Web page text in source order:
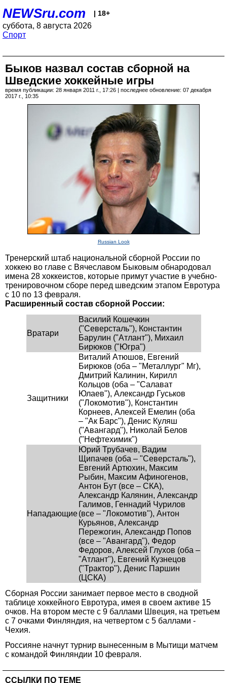
NEWSru.com | 18+
суббота, 8 августа 2026
Спорт
Быков назвал состав сборной на
Шведские хоккейные игры
время публикации: 28 января 2011 г., 17:26 | последнее обновление: 07 декабря
2017 г., 10:35
Russian Look
Тренерский штаб национальной сборной России по
хоккею во главе с Вячеславом Быковым обнародовал
имена 28 хоккеистов, которые примут участие в учебно-
тренировочном сборе перед шведским этапом Евротура
с 10 по 13 февраля.
Расширенный состав сборной России:
Вратари
Василий Кошечкин
("Северсталь"), Константин
Барулин ("Атлант"), Михаил
Бирюков ("Югра")
Защитники
Виталий Атюшов, Евгений
Бирюков (оба – "Металлург" Мг),
Дмитрий Калинин, Кирилл
Кольцов (оба – "Салават
Юлаев"), Александр Гуськов
("Локомотив"), Константин
Корнеев, Алексей Емелин (оба
– "Ак Барс"), Денис Куляш
("Авангард"), Николай Белов
("Нефтехимик")
Нападающие
Юрий Трубачев, Вадим
Щипачев (оба – "Северсталь"),
Евгений Артюхин, Максим
Рыбин, Максим Афиногенов,
Антон Бут (все – СКА),
Александр Калянин, Александр
Галимов, Геннадий Чурилов
(все – "Локомотив"), Антон
Курьянов, Александр
Пережогин, Александр Попов
(все – "Авангард"), Федор
Федоров, Алексей Глухов (оба –
"Атлант"), Евгений Кузнецов
("Трактор"), Денис Паршин
(ЦСКА)
Сборная России занимает первое место в сводной
таблице хоккейного Евротура, имея в своем активе 15
очков. На втором месте с 9 баллами Швеция, на третьем
с 7 очками Финляндия, на четвертом с 5 баллами -
Чехия.
Россияне начнут турнир вынесенным в Мытищи матчем
с командой Финляндии 10 февраля.
ССЫЛКИ ПО ТЕМЕ